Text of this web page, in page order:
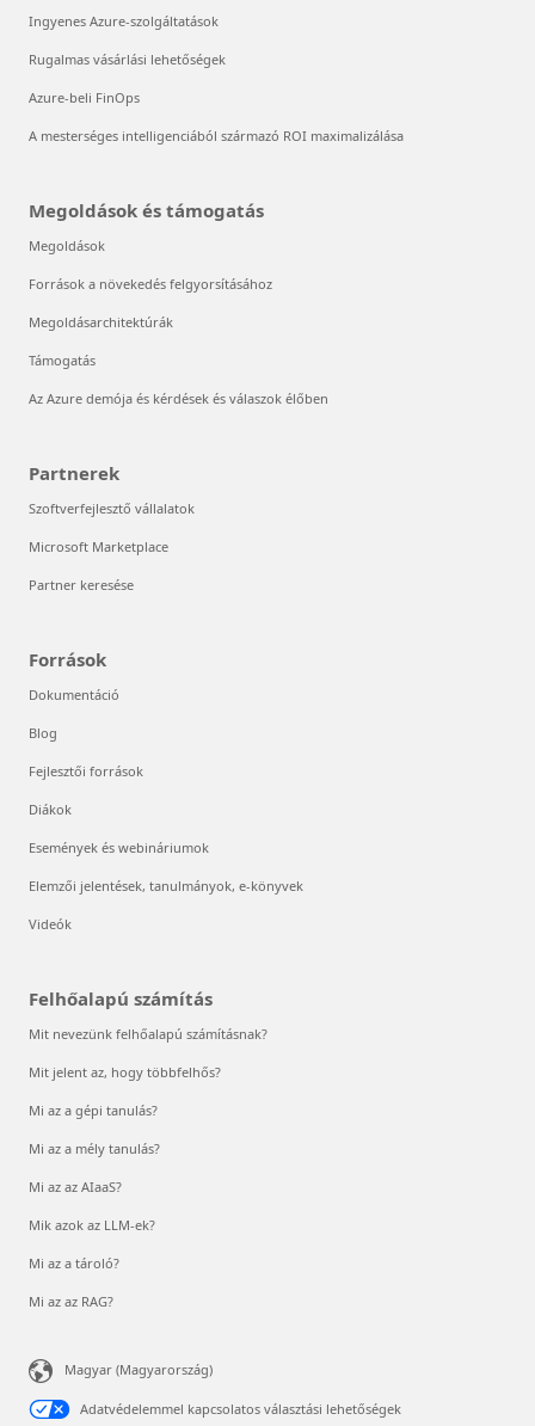
Ingyenes Azure-szolgáltatások
Rugalmas vásárlási lehetőségek
Azure-beli FinOps
A mesterséges intelligenciából származó ROI maximalizálása
Megoldások és támogatás
Megoldások
Források a növekedés felgyorsításához
Megoldásarchitektúrák
Támogatás
Az Azure demója és kérdések és válaszok élőben
Partnerek
Szoftverfejlesztő vállalatok
Microsoft Marketplace
Partner keresése
Források
Dokumentáció
Blog
Fejlesztői források
Diákok
Események és webináriumok
Elemzői jelentések, tanulmányok, e-könyvek
Videók
Felhőalapú számítás
Mit nevezünk felhőalapú számításnak?
Mit jelent az, hogy többfelhős?
Mi az a gépi tanulás?
Mi az a mély tanulás?
Mi az az AIaaS?
Mik azok az LLM-ek?
Mi az a tároló?
Mi az az RAG?
Magyar (Magyarország)
Adatvédelemmel kapcsolatos választási lehetőségek